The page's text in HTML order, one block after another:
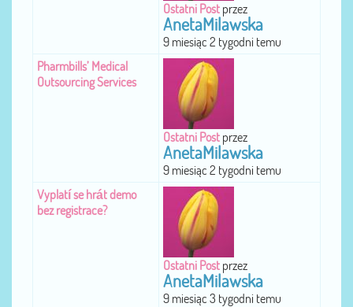
Ostatni Post przez
AnetaMilawska
9 miesiąc 2 tygodni temu
Pharmbills’ Medical
Outsourcing Services
Ostatni Post przez
AnetaMilawska
9 miesiąc 2 tygodni temu
Vyplatí se hrát demo
bez registrace?
Ostatni Post przez
AnetaMilawska
9 miesiąc 3 tygodni temu